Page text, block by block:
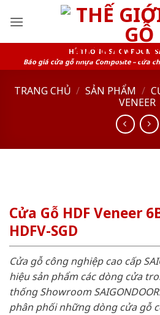
HỆ THỐNG SHOWROOM
Báo giá cửa gỗ nhựa Composite – cửa
TRANG CHỦ / SẢN PHẨM /
VENEER
Cửa Gỗ HDF Veneer
HDFV-SGD
Cửa gỗ công nghiệp cao cấp
hiệu sản phẩm các dòng cửa
thống Showroom
phân phối những dòng cửa gỗ